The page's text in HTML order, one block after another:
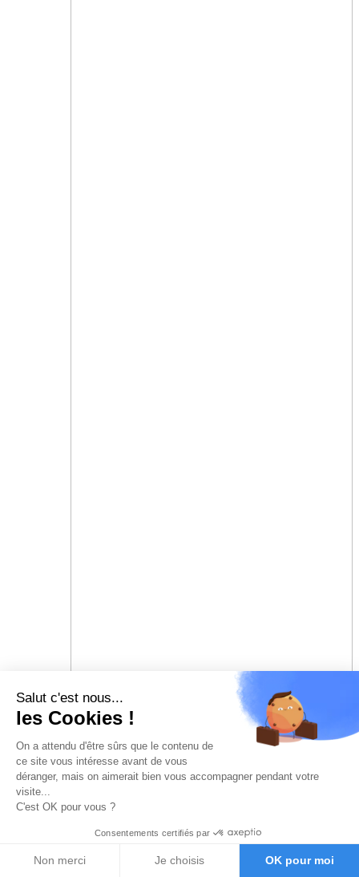
Salut c'est nous...
les Cookies !
On a attendu d'être sûrs que le contenu de
ce site vous intéresse avant de vous
déranger, mais on aimerait bien vous accompagner pendant votre
visite...
C'est OK pour vous ?
Consentements certifiés par
Non merci Je choisis OK pour moi